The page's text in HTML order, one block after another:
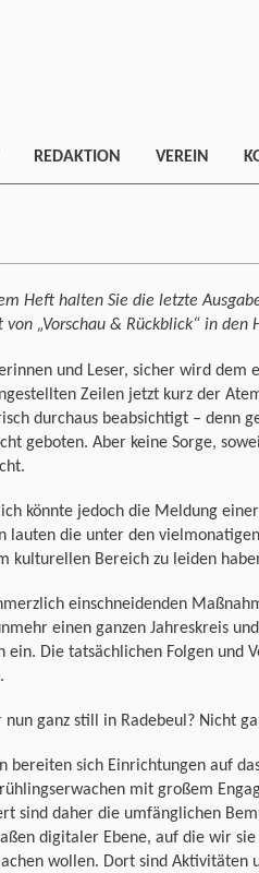
REDAKTION VEREIN
Heft halten Sie die letzte
„Vorschau & Rückblick“ in den
und Leser, sicher wird dem
Zeilen jetzt kurz der
durchaus beabsichtigt – denn
geboten. Aber keine Sorge,
könnte jedoch die Meldung
lauten die unter den
kulturellen Bereich zu leiden
einschneidenden
einen ganzen Jahreskreis
ein. Die tatsächlichen Folgen und
nun ganz still in Radebeul? Nicht
bereiten sich Einrichtungen auf
mit großem
sind daher die umfänglichen
digitaler Ebene, auf die wir
wollen. Dort sind Aktivitäten